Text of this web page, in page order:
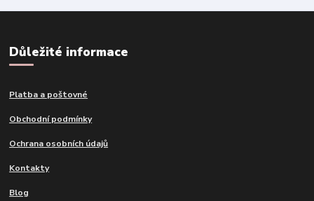
Důležité informace
Platba a poštovné
Obchodní podmínky
Ochrana osobních údajů
Kontakty
Blog